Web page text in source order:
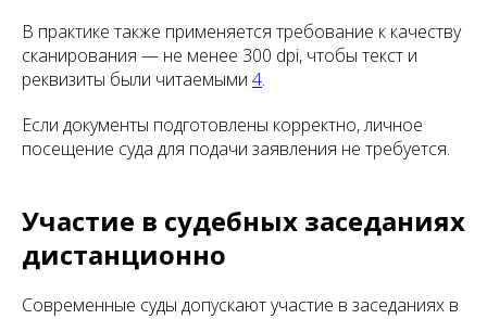
В практике также применяется требование к качеству
сканирования — не менее 300 dpi, чтобы текст и
реквизиты были читаемыми 4.
Если документы подготовлены корректно, личное
посещение суда для подачи заявления не требуется.
Участие в судебных заседаниях
дистанционно
Современные суды допускают участие в заседаниях в